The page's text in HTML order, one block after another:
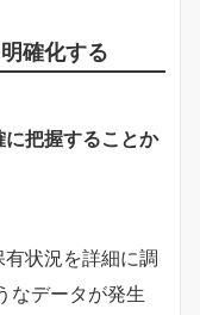
確化する
把握することか
状況を詳細に調
なデータが発生